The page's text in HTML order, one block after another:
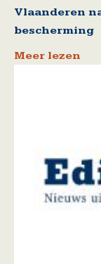
Vlaanderen
bescherming
Meer lezen